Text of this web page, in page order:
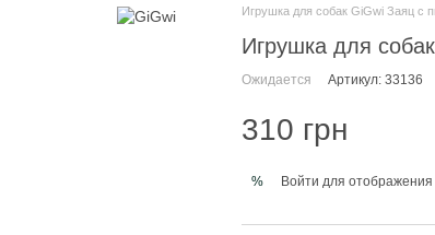
Игрушка для собак GiGwi Заяц с
Игрушка для
Ожидается Артикул: 33136
310 грн
% Войти для отображения